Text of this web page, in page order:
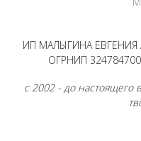
ИП МАЛЫГИНА ЕВГЕНИЯ
ОГРНИП
с 2002 - до настоящего